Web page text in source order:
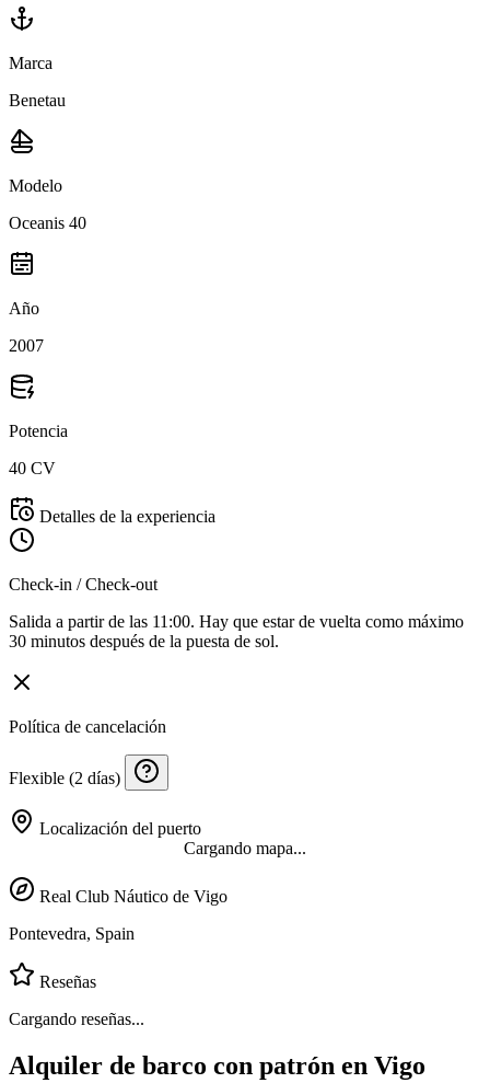
Marca
Benetau
Modelo
Oceanis 40
Año
2007
Potencia
40 CV
Detalles de la experiencia
Check-in / Check-out
Salida a partir de las 11:00. Hay que estar de vuelta como máximo
30 minutos después de la puesta de sol.
Política de cancelación
Flexible (2 días)
Localización del puerto
Cargando mapa...
Real Club Náutico de Vigo
Pontevedra, Spain
Reseñas
Cargando reseñas...
Alquiler de barco con patrón en Vigo